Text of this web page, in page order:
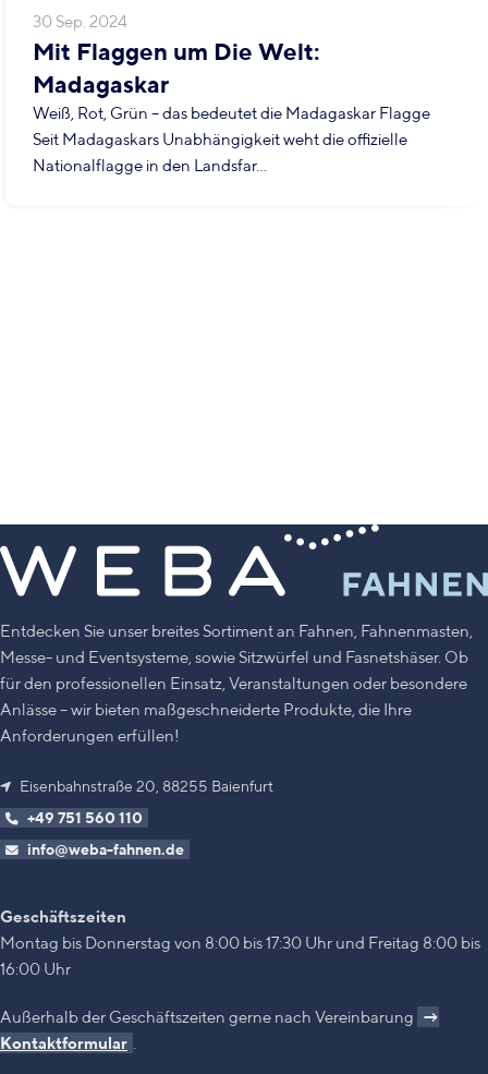
30 Sep. 2024
Mit Flaggen um Die Welt:
Madagaskar
Weiß, Rot, Grün – das bedeutet die Madagaskar Flagge
Seit Madagaskars Unabhängigkeit weht die offizielle
Nationalflagge in den Landsfar...
Entdecken Sie unser breites Sortiment an Fahnen, Fahnenmasten,
Messe- und Eventsysteme, sowie Sitzwürfel und Fasnetshäser. Ob
für den professionellen Einsatz, Veranstaltungen oder besondere
Anlässe – wir bieten maßgeschneiderte Produkte, die Ihre
Anforderungen erfüllen!
Eisenbahnstraße 20, 88255 Baienfurt
+49 751 560 110
info@weba-fahnen.de
Geschäftszeiten
Montag bis Donnerstag von 8:00 bis 17:30 Uhr und Freitag 8:00 bis
16:00 Uhr
Außerhalb der Geschäftszeiten gerne nach Vereinbarung →
Kontaktformular